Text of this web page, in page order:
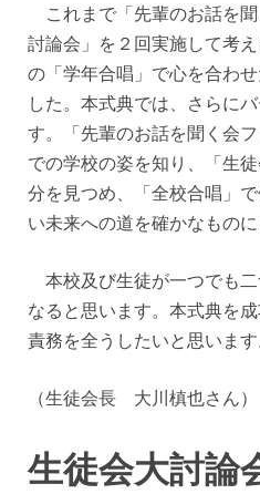
これまで「先輩のお話を
討論会」を２回実施して考
の「学年合唱」で心を合わ
した。本式典では、さらに
す。「先輩のお話を聞く会
での学校の姿を知り、「生
分を見つめ、「全校合唱」
い未来への道を確かなものに
本校及び生徒が一つでも
なると思います。本式典を
責務を全うしたいと思います
（生徒会長 大川槙也さん）
生徒会大討論